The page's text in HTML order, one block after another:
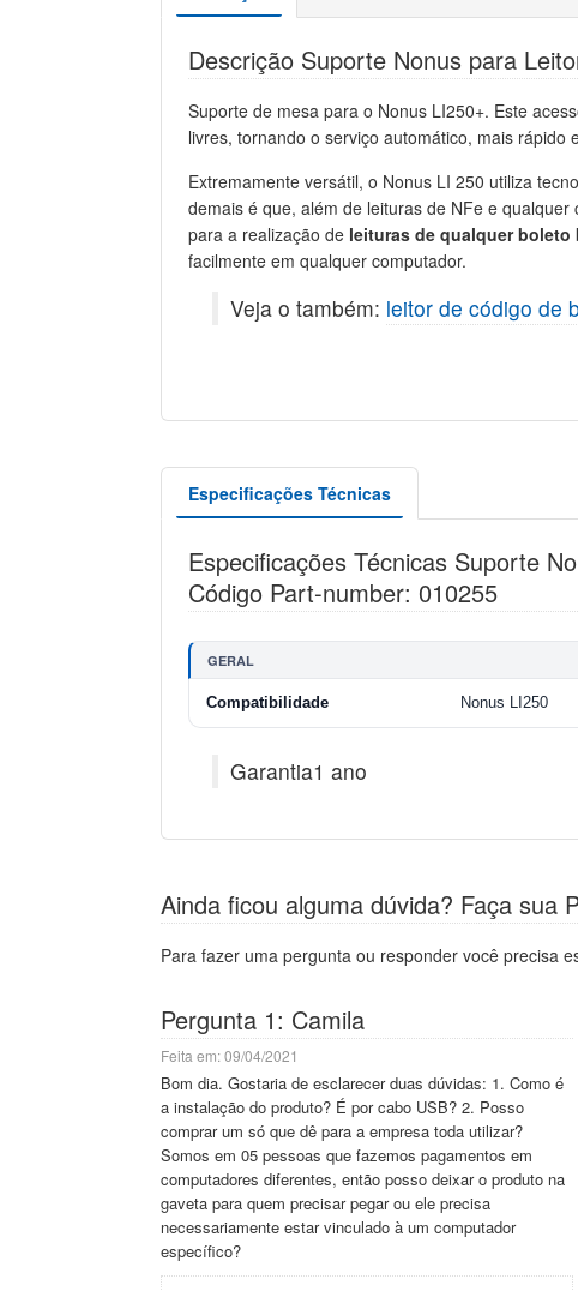
Descrição Suporte Nonus para
Suporte de mesa para o Nonus LI250+. Este
livres, tornando o serviço automático, mais rápido
Extremamente versátil, o Nonus LI 250 utiliza
demais é que, além de leituras de NFe e
para a realização de leituras de qualquer boleto
facilmente em qualquer computador.
Veja o também: leitor de código de
Especificações Técnicas
Especificações Técnicas Suporte
Código Part-number: 010255
GERAL
Compatibilidade Nonus LI250
Garantia1 ano
Ainda ficou alguma dúvida? Faça sua
Para fazer uma pergunta ou responder você precisa
Pergunta 1: Camila
Feita em: 09/04/2021
Bom dia. Gostaria de esclarecer duas dúvidas: 1. Como é
a instalação do produto? É por cabo USB? 2. Posso
comprar um só que dê para a empresa toda utilizar?
Somos em 05 pessoas que fazemos pagamentos em
computadores diferentes, então posso deixar o produto na
gaveta para quem precisar pegar ou ele precisa
necessariamente estar vinculado à um computador
específico?